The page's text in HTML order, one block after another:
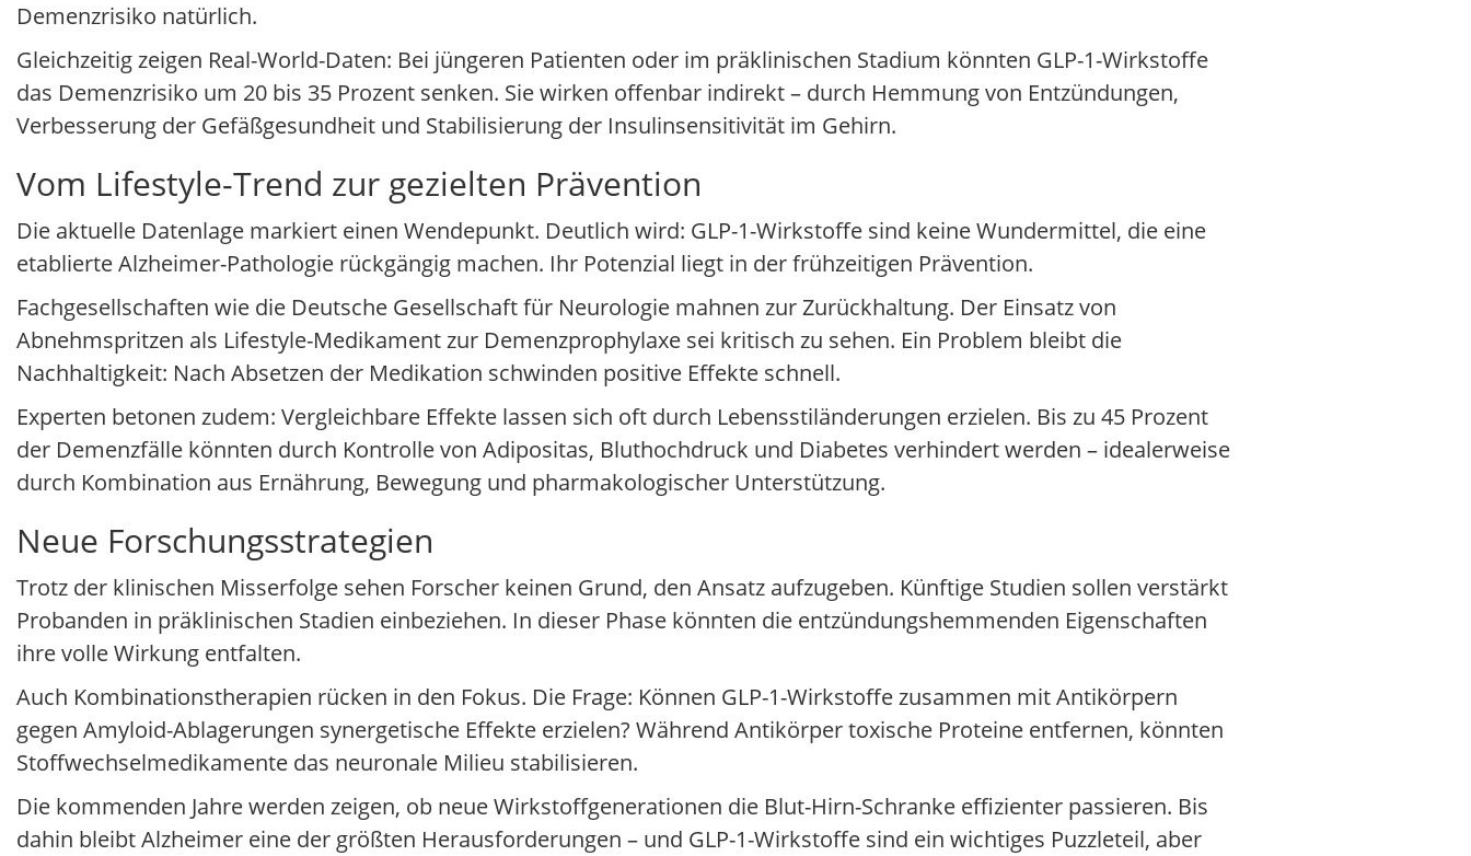
Demenzrisiko natürlich.
Gleichzeitig zeigen Real-World-Daten: Bei jüngeren Patienten oder im präklinischen Stadium könnten GLP-1-Wirkstoffe
das Demenzrisiko um 20 bis 35 Prozent senken. Sie wirken offenbar indirekt – durch Hemmung von Entzündungen,
Verbesserung der Gefäßgesundheit und Stabilisierung der Insulinsensitivität im Gehirn.
Vom Lifestyle-Trend zur gezielten Prävention
Die aktuelle Datenlage markiert einen Wendepunkt. Deutlich wird: GLP-1-Wirkstoffe sind keine Wundermittel, die eine
etablierte Alzheimer-Pathologie rückgängig machen. Ihr Potenzial liegt in der frühzeitigen Prävention.
Fachgesellschaften wie die Deutsche Gesellschaft für Neurologie mahnen zur Zurückhaltung. Der Einsatz von
Abnehmspritzen als Lifestyle-Medikament zur Demenzprophylaxe sei kritisch zu sehen. Ein Problem bleibt die
Nachhaltigkeit: Nach Absetzen der Medikation schwinden positive Effekte schnell.
Experten betonen zudem: Vergleichbare Effekte lassen sich oft durch Lebensstiländerungen erzielen. Bis zu 45 Prozent
der Demenzfälle könnten durch Kontrolle von Adipositas, Bluthochdruck und Diabetes verhindert werden – idealerweise
durch Kombination aus Ernährung, Bewegung und pharmakologischer Unterstützung.
Neue Forschungsstrategien
Trotz der klinischen Misserfolge sehen Forscher keinen Grund, den Ansatz aufzugeben. Künftige Studien sollen verstärkt
Probanden in präklinischen Stadien einbeziehen. In dieser Phase könnten die entzündungshemmenden Eigenschaften
ihre volle Wirkung entfalten.
Auch Kombinationstherapien rücken in den Fokus. Die Frage: Können GLP-1-Wirkstoffe zusammen mit Antikörpern
gegen Amyloid-Ablagerungen synergetische Effekte erzielen? Während Antikörper toxische Proteine entfernen, könnten
Stoffwechselmedikamente das neuronale Milieu stabilisieren.
Die kommenden Jahre werden zeigen, ob neue Wirkstoffgenerationen die Blut-Hirn-Schranke effizienter passieren. Bis
dahin bleibt Alzheimer eine der größten Herausforderungen – und GLP-1-Wirkstoffe sind ein wichtiges Puzzleteil, aber